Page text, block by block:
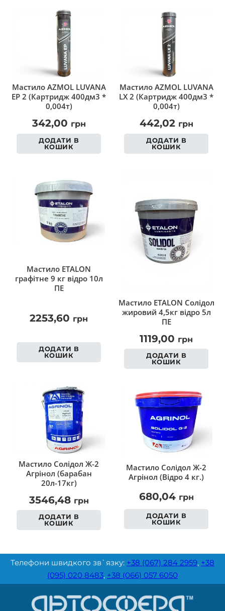
Мастило AZMOL LUVANA
EP 2 (Картридж 400дм3 *
0,004т)
342,00 грн
ДОДАТИ В
КОШИК
Мастило AZMOL LUVANA
LX 2 (Картридж 400дм3 *
0,004т)
442,02 грн
ДОДАТИ В
КОШИК
Мастило ETALON
графітне 9 кг відро 10л
ПЕ
2253,60 грн
ДОДАТИ В
КОШИК
Мастило ETALON Солідол
жировий 4,5кг відро 5л
ПЕ
1119,00 грн
ДОДАТИ В
КОШИК
Мастило Солідол Ж-2
Агрінол (барабан
20л-17кг)
3546,48 грн
ДОДАТИ В
КОШИК
Мастило Солідол Ж-2
Агрінол (Відро 4 кг.)
680,04 грн
ДОДАТИ В
КОШИК
Телефони швидкого зв`язку: +38 (067) 284 2959, +38
(095) 020 8483, +38 (066) 057 6050